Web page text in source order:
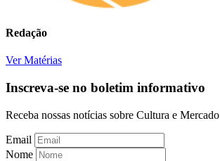
Redação
Ver Matérias
Inscreva-se no boletim informativo
Receba nossas notícias sobre Cultura e Mercado
Email
Nome